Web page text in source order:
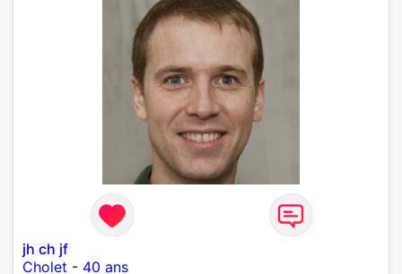
jh ch jf
Cholet - 40 ans